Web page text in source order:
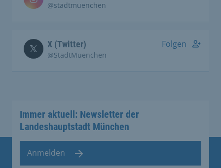
@stadtmuenchen
X (Twitter)
@StadtMuenchen
Folgen
Immer aktuell: Newsletter der
Landeshauptstadt München
Anmelden